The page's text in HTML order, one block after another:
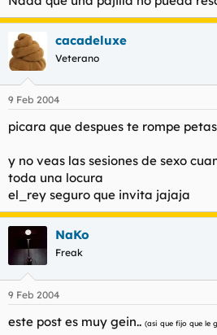
cacadeluxe
Veterano
9 Feb 2004
picara que despues te rompe
y no veas las sesiones de sexo
toda una locura
el_rey seguro que invita jajaja
NaKo
Freak
9 Feb 2004
este post es muy gein.. (asi que fijo que le